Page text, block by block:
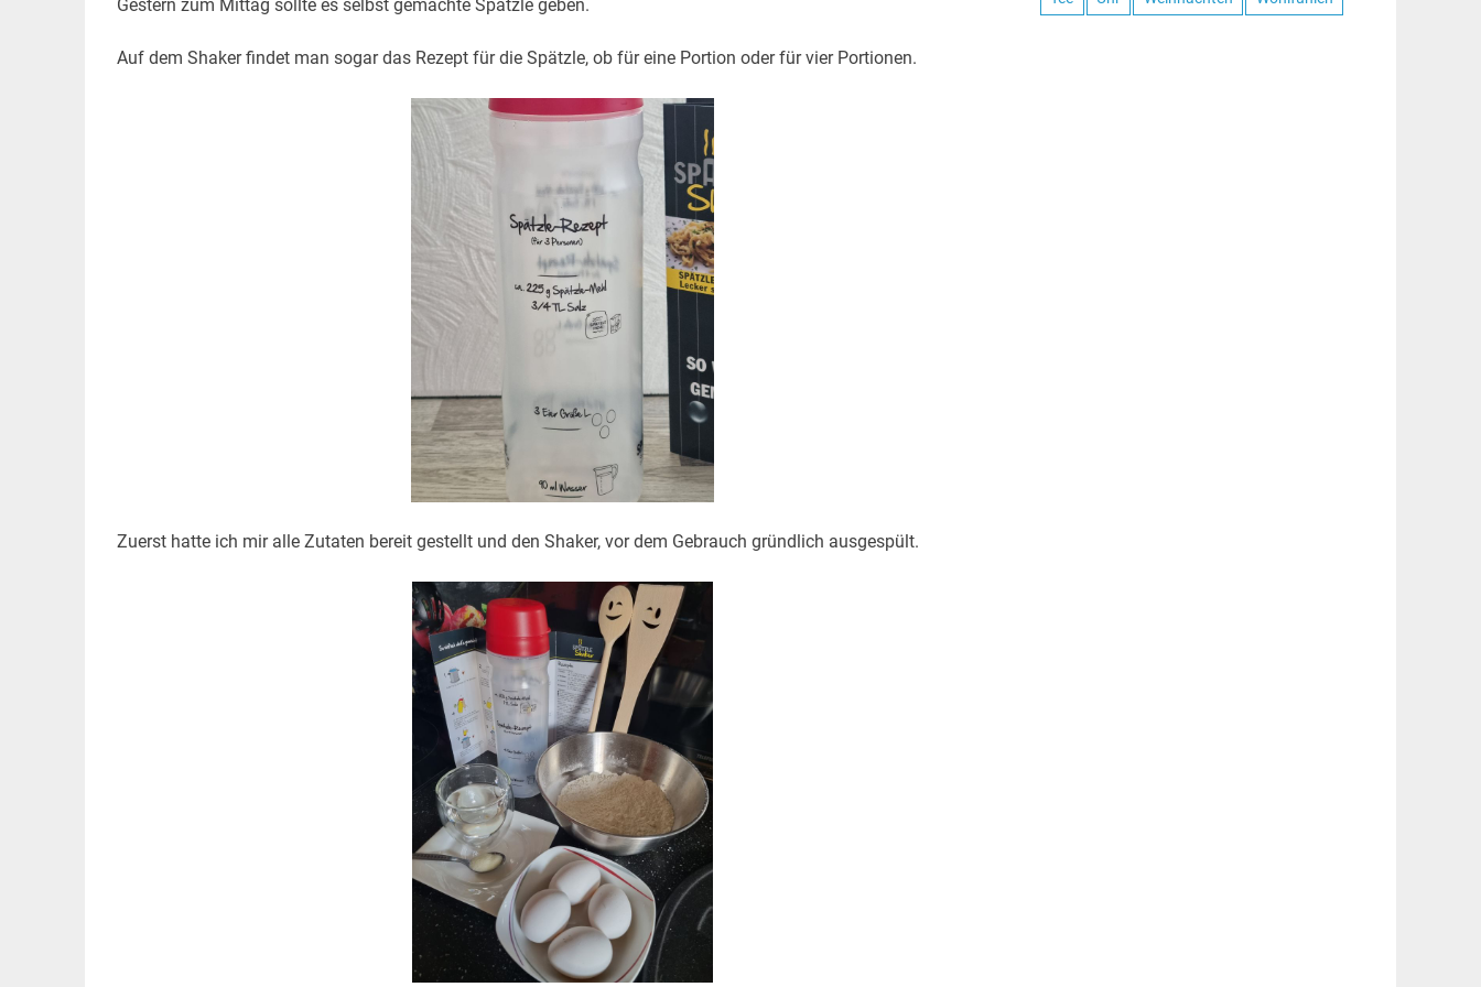
Gestern zum Mittag sollte es selbst gemachte Spätzle geben.
Auf dem Shaker findet man sogar das Rezept für die Spätzle, ob für eine Portion oder für vier Portionen.
Zuerst hatte ich mir alle Zutaten bereit gestellt und den Shaker, vor dem Gebrauch gründlich ausgespült.